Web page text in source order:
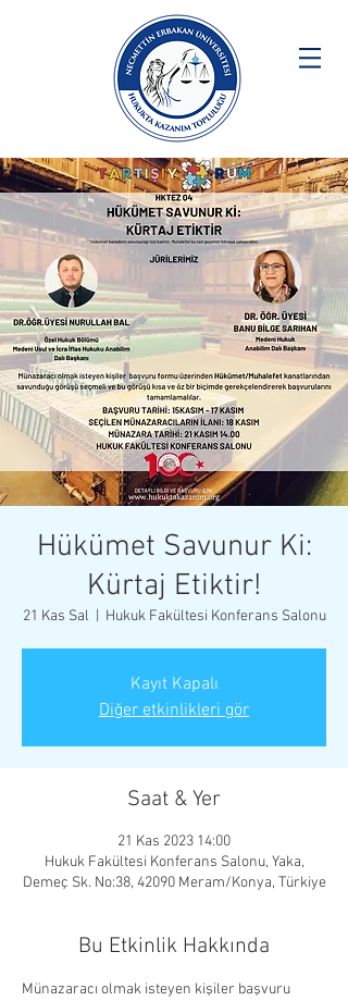
Hükümet Savunur Ki:
Kürtaj Etiktir!
21 Kas Sal Hukuk Fakültesi Konferans Salonu
Kayıt Kapalı
Diğer etkinlikleri gör
Saat & Yer
21 Kas 2023 14:00
Hukuk Fakültesi Konferans Salonu, Yaka,
Demeç Sk. No:38, 42090 Meram/Konya, Türkiye
Bu Etkinlik Hakkında
Münazaracı olmak isteyen kişiler başvuru